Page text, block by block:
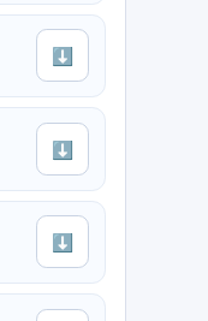
⬇
⬇
⬇